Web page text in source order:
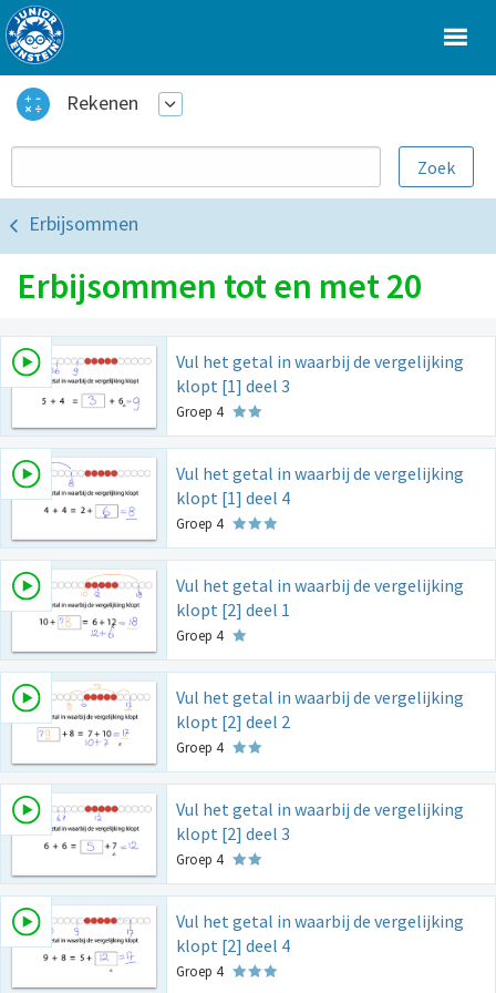
Rekenen
Erbijsommen
Erbijsommen tot en met 20
Vul het getal in waarbij de vergelijking
klopt [1] deel 3
Groep 4
Vul het getal in waarbij de vergelijking
klopt [1] deel 4
Groep 4
Vul het getal in waarbij de vergelijking
klopt [2] deel 1
Groep 4
Vul het getal in waarbij de vergelijking
klopt [2] deel 2
Groep 4
Vul het getal in waarbij de vergelijking
klopt [2] deel 3
Groep 4
Vul het getal in waarbij de vergelijking
klopt [2] deel 4
Groep 4